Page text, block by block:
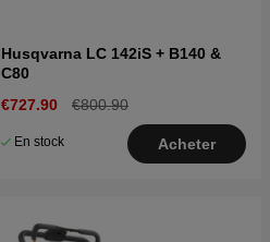
Husqvarna LC 142iS + B140 &
C80
€727.90
€800.90
En stock Acheter